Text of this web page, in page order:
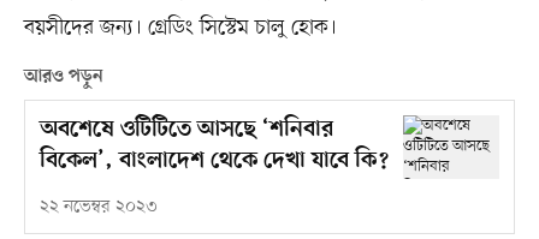
বয়সীদের জন্য। গ্রেডিং সিস্টেম চালু হোক।
আরও পড়ুন
অবশেষে ওটিটিতে আসছে ‘শনিবার
বিকেল’, বাংলাদেশ থেকে দেখা যাবে কি?
২২ নভেম্বর ২০২৩